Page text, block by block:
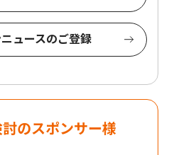
ュースのご登録
のスポンサー様